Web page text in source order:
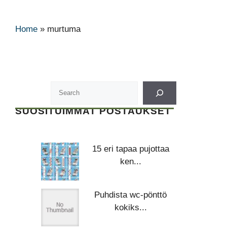
Home » murtuma
SUOSITUIMMAT POSTAUKSET
15 eri tapaa pujottaa
ken...
Puhdista wc-pönttö
kokiks...